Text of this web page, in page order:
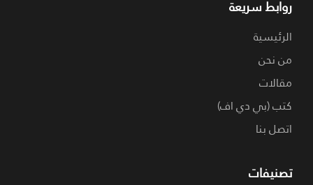
روابط سريعة
الرئيسية
من نحن
مقالات
كتب (بي دي اف)
اتصل بنا
تصنيفات